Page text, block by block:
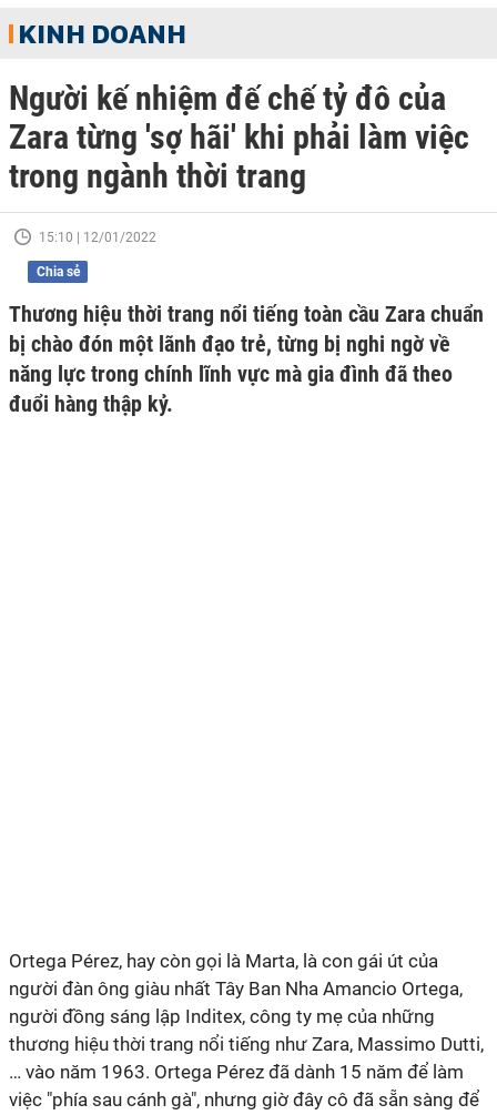
KINH DOANH
Người kế nhiệm đế chế tỷ đô của
Zara từng 'sợ hãi' khi phải làm việc
trong ngành thời trang
15:10 | 12/01/2022
Chia sẻ
Thương hiệu thời trang nổi tiếng toàn cầu Zara chuẩn
bị chào đón một lãnh đạo trẻ, từng bị nghi ngờ về
năng lực trong chính lĩnh vực mà gia đình đã theo
đuổi hàng thập kỷ.
Ortega Pérez, hay còn gọi là Marta, là con gái út của
người đàn ông giàu nhất Tây Ban Nha Amancio Ortega,
người đồng sáng lập Inditex, công ty mẹ của những
thương hiệu thời trang nổi tiếng như Zara, Massimo Dutti,
… vào năm 1963. Ortega Pérez đã dành 15 năm để làm
việc "phía sau cánh gà", nhưng giờ đây cô đã sẵn sàng để